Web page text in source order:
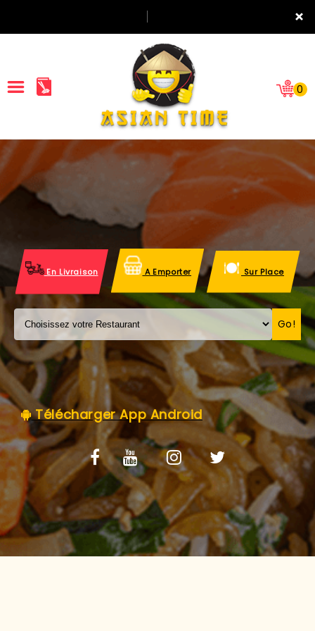
×
ACCUEIL
LA CARTE
VOS AVIS
MENTIONS LÉGALES
C.G.V
0
En Livraison A Emporter Sur Place
Go!
Télécharger App Android